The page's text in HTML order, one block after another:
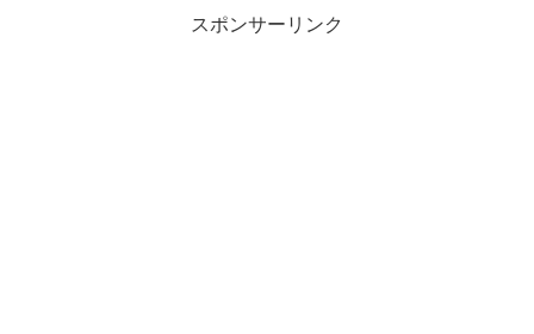
スポンサーリンク